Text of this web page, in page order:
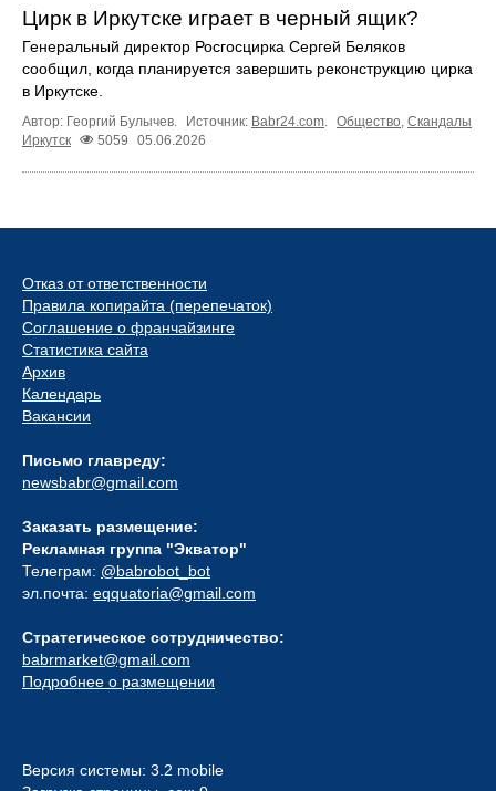
Цирк в Иркутске играет в черный ящик?
Генеральный директор Росгосцирка Сергей Беляков
сообщил, когда планируется завершить реконструкцию цирка
в Иркутске.
Автор: Георгий Булычев. Источник: Babr24.com. Общество, Скандалы
Иркутск
5059 05.06.2026
Отказ от ответственности
Правила копирайта (перепечаток)
Соглашение о франчайзинге
Статистика сайта
Архив
Календарь
Вакансии
Письмо главреду:
newsbabr@gmail.com
Заказать размещение:
Рекламная группа "Экватор"
Телеграм: @babrobot_bot
эл.почта: eqquatoria@gmail.com
Стратегическое сотрудничество:
babrmarket@gmail.com
Подробнее о размещении
Версия системы: 3.2 mobile